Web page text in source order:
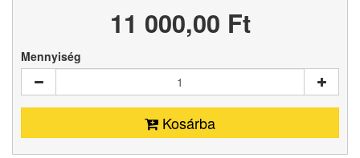
11 000,00 Ft‎
Mennyiség
Kosárba